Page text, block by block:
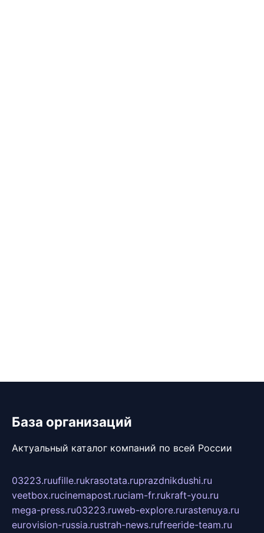
База организаций
Актуальный каталог компаний по всей России
03223.ruufille.rukrasotata.ruprazdnikdushi.ru
veetbox.rucinemapost.ruciam-fr.rukraft-you.ru
mega-press.ru03223.ruweb-explore.rurastenuya.ru
eurovision-russia.rustrah-news.rufreeride-team.ru